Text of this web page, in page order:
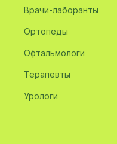
Врачи-лаборанты
Ортопеды
Офтальмологи
Терапевты
Урологи